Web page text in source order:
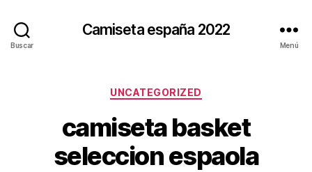
Buscar
Camiseta españa 2022
Menú
Categorías
UNCATEGORIZED
camiseta basket
seleccion espaola